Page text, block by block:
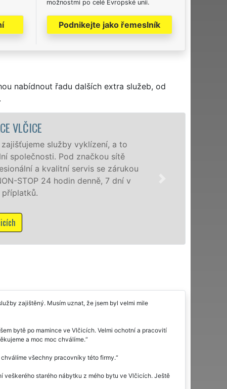
možnostmi po celé Evropské unii.
Podnikejte jako řemeslník
nabídnout řadu dalších extra služeb, od
zajištěný. Musím uznat, že jsem byl velmi mile
bytě po mamince ve Vlčicích. Velmi ochotní a pracovití
a moc moc chválíme.
všechny pracovníky této firmy.
starého nábytku z mého bytu ve Vlčicích. Ještě